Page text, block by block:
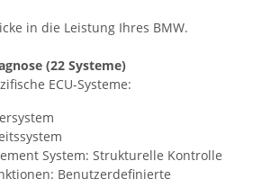
in die Leistung Ihres BMW.
(22 Systeme)
ECU-Systeme:
System: Strukturelle Kontrolle
Benutzerdefinierte